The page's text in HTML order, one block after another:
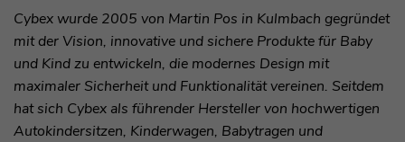
Cybex wurde 2005 von Martin Pos in Kulmbach gegründet
mit der Vision, innovative und sichere Produkte für Baby
und Kind zu entwickeln, die modernes Design mit
maximaler Sicherheit und Funktionalität vereinen. Seitdem
hat sich Cybex als führender Hersteller von hochwertigen
Autokindersitzen, Kinderwagen, Babytragen und